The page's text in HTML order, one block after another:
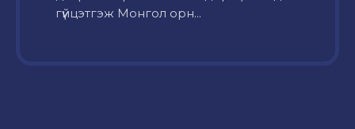
гүйцэтгэж Монгол орн...